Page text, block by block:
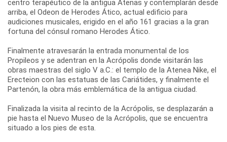
centro terapéutico de la antigua Atenas y contemplarán desde
arriba, el Odeon de Herodes Ático, actual edificio para
audiciones musicales, erigido en el año 161 gracias a la gran
fortuna del cónsul romano Herodes Ático.
Finalmente atravesarán la entrada monumental de los
Propileos y se adentran en la Acrópolis donde visitarán las
obras maestras del siglo V a.C.: el templo de la Atenea Nike, el
Erecteion con las estatuas de las Cariátides, y finalmente el
Partenón, la obra más emblemática de la antigua ciudad.
Finalizada la visita al recinto de la Acrópolis, se desplazarán a
pie hasta el Nuevo Museo de la Acrópolis, que se encuentra
situado a los pies de esta.